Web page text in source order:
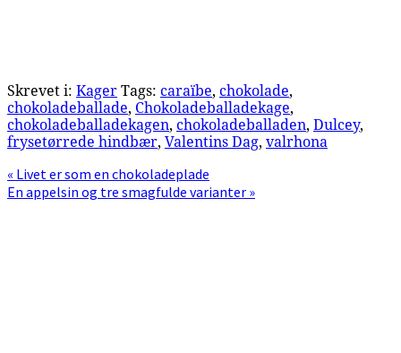
Skrevet i: Kager Tags: caraïbe, chokolade,
chokoladeballade, Chokoladeballadekage,
chokoladeballadekagen, chokoladeballaden, Dulcey,
frysetørrede hindbær, Valentins Dag, valrhona
Previous
Post:
« Livet er som en chokoladeplade
Next
En appelsin og tre smagfulde varianter »